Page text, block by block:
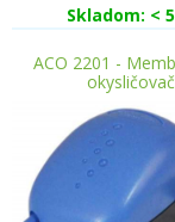
Skladom: <
ACO 2201 -
okysličovač